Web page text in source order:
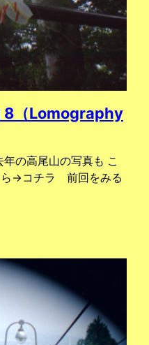
8（Lomography
の高尾山の写真も こ
ら→コチラ 前回をみる